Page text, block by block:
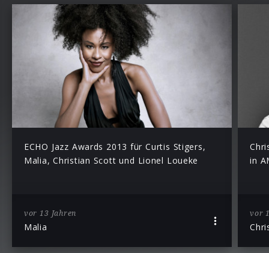
ECHO Jazz Awards 2013 für Curtis Stigers,
Malia, Christian Scott und Lionel Loueke
vor 13 Jahren
Malia
in
vor